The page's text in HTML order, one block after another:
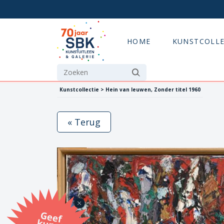
HOME
Kunstcollectie > Hein van leuwen, Zonder titel 1960
G
eef
u
n
st
a
d
o
m
et
e SB
K
u
n
stb
o
n
« Terug